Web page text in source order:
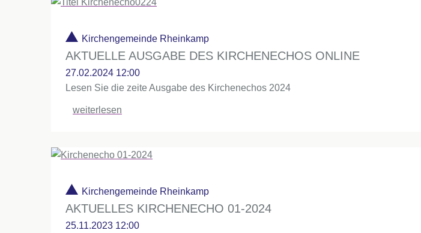
Kirchengemeinde Rheinkamp
AKTUELLE AUSGABE DES KIRCHENECHOS ONLINE
27.02.2024 12:00
Lesen Sie die zeite Ausgabe des Kirchenechos 2024
weiterlesen
Kirchengemeinde Rheinkamp
AKTUELLES KIRCHENECHO 01-2024
25.11.2023 12:00